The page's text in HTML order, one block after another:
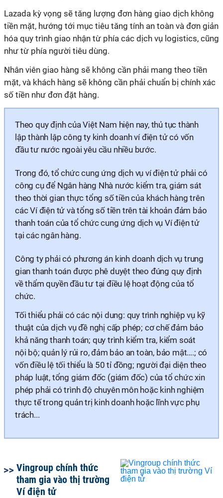
Lazada kỳ vọng sẽ tăng lượng đơn hàng giao dịch không
tiền mặt, hướng tới mục tiêu tăng tính an toàn và đơn giản
hóa quy trình giao nhận từ phía các dịch vụ logistics, cũng
như từ phía người tiêu dùng.
Nhân viên giao hàng sẽ không cần phải mang theo tiền
mặt, và khách hàng sẽ không cần phải chuẩn bị chính xác
số tiền như đơn đặt hàng.
Theo quy định của Việt Nam hiện nay, thủ tục thành
lập thành lập công ty kinh doanh ví điện tử có vốn
đầu tư nước ngoài yêu cầu nhiều bước.
Trong đó, tổ chức cung ứng dịch vụ ví điện tử phải có
công cụ để Ngân hàng Nhà nước kiểm tra, giám sát
theo thời gian thực tổng số tiền của khách hàng trên
các Ví điện tử và tổng số tiền trên tài khoản đảm bảo
thanh toán của tổ chức cung ứng dịch vụ Ví điện tử
tại các ngân hàng.
Công ty phải có phương án kinh doanh dịch vụ trung
gian thanh toán được phê duyệt theo đúng quy định
về thẩm quyền đầu tư tại điều lệ hoạt động của tổ
chức.
Tối thiểu phải có các nội dung: quy trình nghiệp vụ kỹ
thuật của dịch vụ đề nghị cấp phép; cơ chế đảm bảo
khả năng thanh toán; quy trình kiểm tra, kiểm soát
nội bộ; quản lý rủi ro, đảm bảo an toàn, bảo mật….; có
vốn điều lệ tối thiểu là 50 tỉ đồng; người đại diện theo
pháp luật, tổng giám đốc (giám đốc) của tổ chức xin
phép phải có trình độ chuyên môn hoặc kinh nghiệm
thực tế trong quản trị kinh doanh hoặc lĩnh vực phụ
trách...
Vingroup chính thức
tham gia vào thị trường
Ví điện tử